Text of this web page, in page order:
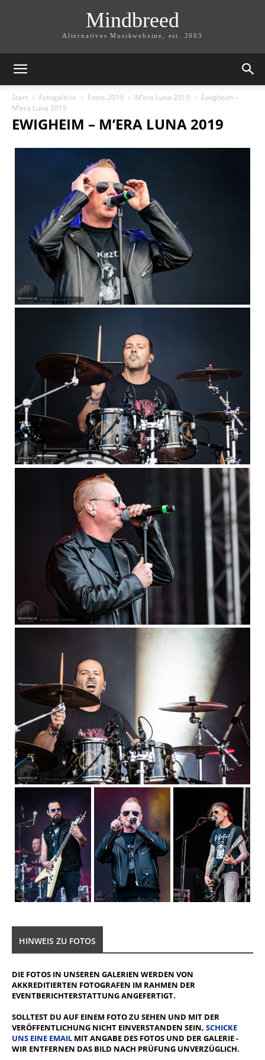
Mindbreed
Alternatives Musikwebzine, est. 2003
Start Fotogalerie Fotos 2019 M’era Luna 2019
Ewigheim –
M’era Luna 2019
EWIGHEIM – M’ERA LUNA 2019
HINWEIS ZU FOTOS
DIE FOTOS IN UNSEREN GALERIEN WERDEN VON
AKKREDITIERTEN FOTOGRAFEN IM RAHMEN DER
EVENTBERICHTERSTATTUNG ANGEFERTIGT.
SOLLTEST DU AUF EINEM FOTO ZU SEHEN UND MIT DER
VERÖFFENTLICHUNG NICHT EINVERSTANDEN SEIN, SCHICKE
UNS EINE EMAIL MIT ANGABE DES FOTOS UND DER GALERIE -
WIR ENTFERNEN DAS BILD NACH PRÜFUNG UNVERZÜGLICH.